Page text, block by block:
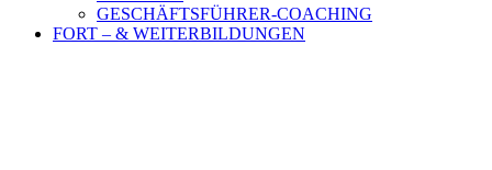
GESCHÄFTSFÜHRER-COACHING
FORT – & WEITERBILDUNGEN